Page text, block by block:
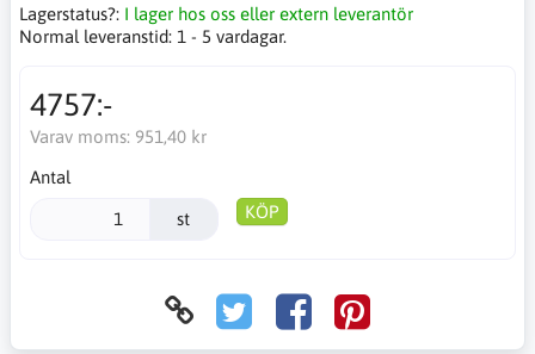
Lagerstatus?: I lager hos oss eller extern leverantör
Normal leveranstid: 1 - 5 vardagar.
4757:-
Varav moms: 951,40 kr
Antal
st KÖP